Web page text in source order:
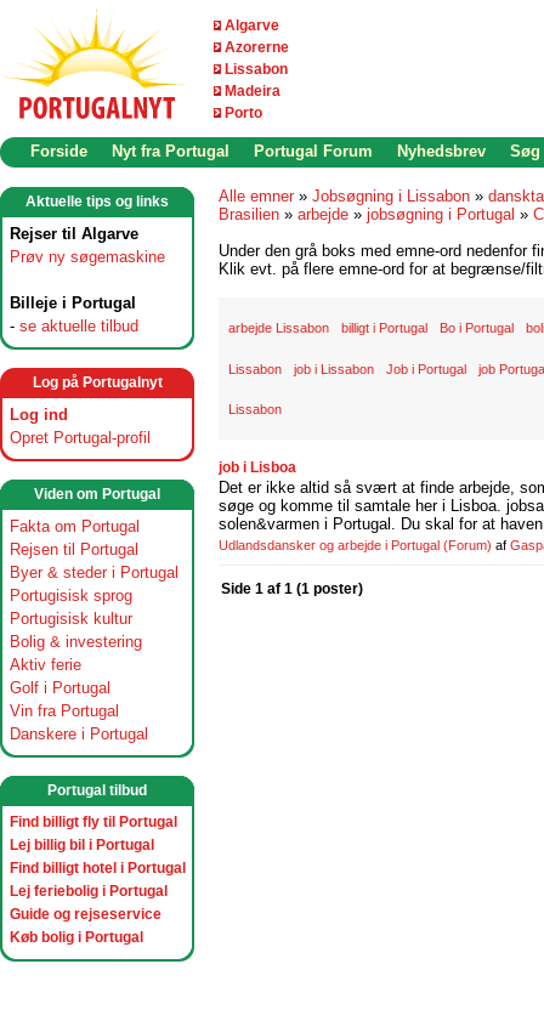
Algarve
Azorerne
Lissabon
Madeira
Porto
Forside Nyt fra Portugal Portugal Forum Nyhedsbrev Søg
Aktuelle tips og links
Rejser til Algarve
Prøv ny søgemaskine
Billeje i Portugal
- se aktuelle tilbud
Log på Portugalnyt
Log ind
Opret Portugal-profil
Viden om Portugal
Fakta om Portugal
Rejsen til Portugal
Byer & steder i Portugal
Portugisisk sprog
Portugisisk kultur
Bolig & investering
Aktiv ferie
Golf i Portugal
Vin fra Portugal
Danskere i Portugal
Portugal tilbud
Find billigt fly til Portugal
Lej billig bil i Portugal
Find billigt hotel i Portugal
Lej feriebolig i Portugal
Guide og rejseservice
Køb bolig i Portugal
Alle emner » Jobsøgning i Lissabon »
Brasilien » arbejde » jobsøgning i Portugal »
Under den grå boks med emne-ord nedenfor
Klik evt. på flere emne-ord for at begrænse/
arbejde Lissabon billigt i Portugal Bo i Portugal
Lissabon job i Lissabon Job i Portugal job
Lissabon
job i Lisboa
Det er ikke altid så svært at finde arbejde,
søge og komme til samtale her i Lisboa.
solen&varmen i Portugal. Du skal for at
Udlandsdansker og arbejde i Portugal (Forum) af
Side 1 af 1 (1 poster)